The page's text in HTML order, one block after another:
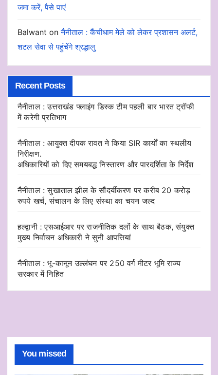
जमा करें, पैसे पाएं
Balwant onनैनीताल : कैंचीधाम मेले को लेकर प्रशासन अलर्ट,
शटल सेवा से पहुंचेंगे श्रद्धालु
Recent Posts
नैनीताल : उत्तराखंड फ्लाइंग डिस्क टीम पहली बार भारत ट्रॉफी
में करेगी प्रतिभाग
नैनीताल : आयुक्त दीपक रावत ने किया SIR कार्यों का स्थलीय
निरीक्षण.
अधिकारियों को दिए समयबद्ध निस्तारण और पारदर्शिता के निर्देश
नैनीताल : सुखाताल झील के सौंदर्यीकरण पर करीब 20 करोड़
रुपये खर्च, संचालन के लिए संस्था का चयन जल्द
हल्द्वानी : एसआईआर पर राजनीतिक दलों के साथ बैठक, संयुक्त
मुख्य निर्वाचन अधिकारी ने सुनी आपत्तियां
नैनीताल : भू-कानून उल्लंघन पर 250 वर्ग मीटर भूमि राज्य
सरकार में निहित
You missed